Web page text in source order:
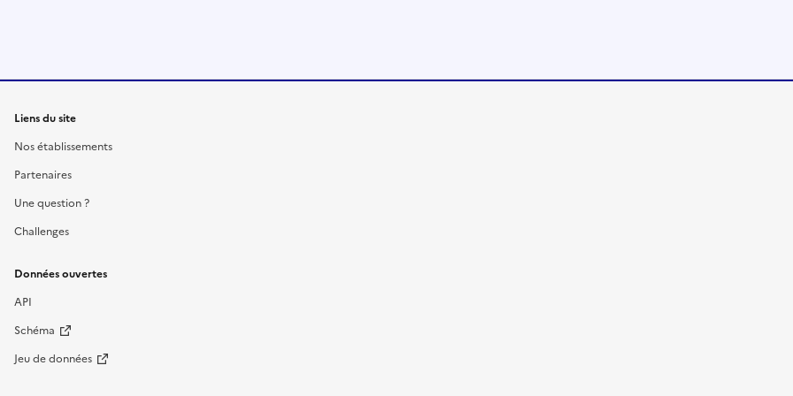
Liens du site
Nos établissements
Partenaires
Une question ?
Challenges
Données ouvertes
API
Schéma
Jeu de données